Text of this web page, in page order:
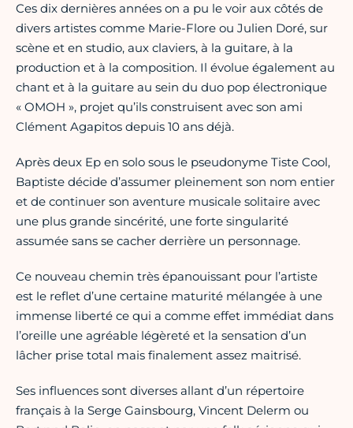
Ces dix dernières années on a pu le voir aux côtés de
divers artistes comme Marie-Flore ou Julien Doré, sur
scène et en studio, aux claviers, à la guitare, à la
production et à la composition. Il évolue également au
chant et à la guitare au sein du duo pop électronique
« OMOH », projet qu’ils construisent avec son ami
Clément Agapitos depuis 10 ans déjà.
Après deux Ep en solo sous le pseudonyme Tiste Cool,
Baptiste décide d’assumer pleinement son nom entier
et de continuer son aventure musicale solitaire avec
une plus grande sincérité, une forte singularité
assumée sans se cacher derrière un personnage.
Ce nouveau chemin très épanouissant pour l’artiste
est le reflet d’une certaine maturité mélangée à une
immense liberté ce qui a comme effet immédiat dans
l’oreille une agréable légèreté et la sensation d’un
lâcher prise total mais finalement assez maitrisé.
Ses influences sont diverses allant d’un répertoire
français à la Serge Gainsbourg, Vincent Delerm ou